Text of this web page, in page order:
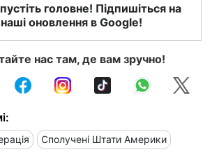
головне! Підпишіться на
наші оновлення в Google!
нас там, де вам зручно!
Сполучені Штати Америки